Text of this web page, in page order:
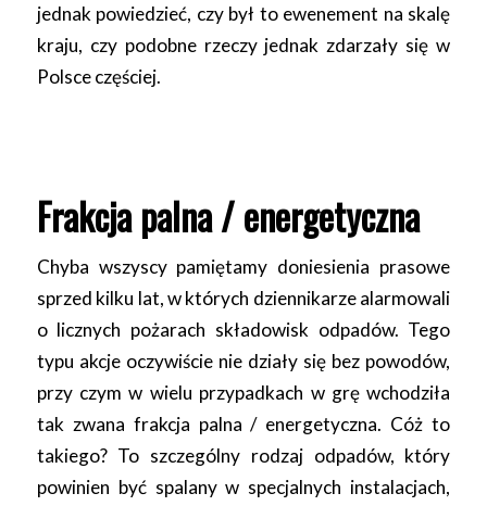
jednak powiedzieć, czy był to ewenement na skalę
kraju, czy podobne rzeczy jednak zdarzały się w
Polsce częściej.
Frakcja palna / energetyczna
Chyba wszyscy pamiętamy doniesienia prasowe
sprzed kilku lat, w których dziennikarze alarmowali
o licznych pożarach składowisk odpadów. Tego
typu akcje oczywiście nie działy się bez powodów,
przy czym w wielu przypadkach w grę wchodziła
tak zwana frakcja palna / energetyczna. Cóż to
takiego? To szczególny rodzaj odpadów, który
powinien być spalany w specjalnych instalacjach,